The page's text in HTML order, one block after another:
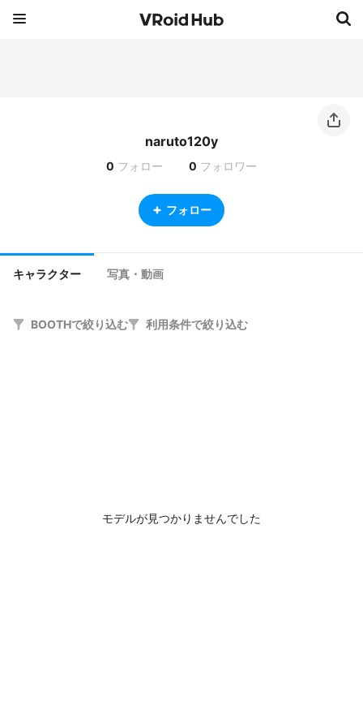
naruto120y
0 フォロー 0 フォロワー
フォロー
キャラクター 写真・動画
BOOTHで絞り込む 利用条件で絞り込む
モデルが見つかりませんでした